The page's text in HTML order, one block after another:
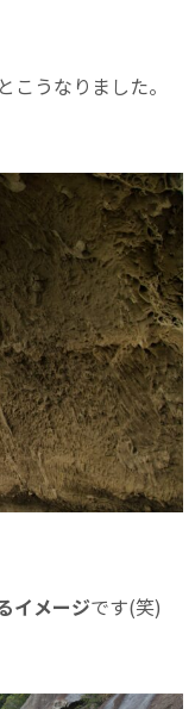
うなりました。
イメージです(笑)